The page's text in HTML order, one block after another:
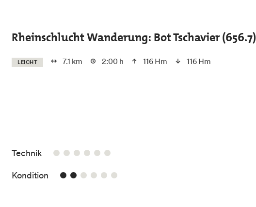
Rheinschlucht Wanderung: Bot Tschavier (656.7)
LEICHT 7.1 km 2:00 h 116 Hm 116 Hm
Technik/6
Kondition 2/6